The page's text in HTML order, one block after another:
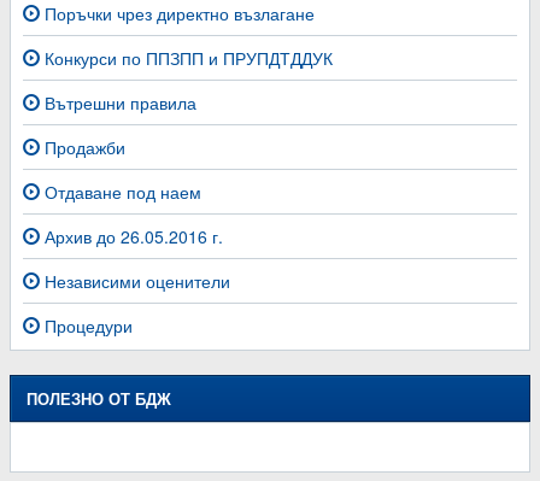
Поръчки чрез директно възлагане
Конкурси по ППЗПП и ПРУПДТДДУК
Вътрешни правила
Продажби
Отдаване под наем
Архив до 26.05.2016 г.
Независими оценители
Процедури
ПОЛЕЗНО ОТ БДЖ